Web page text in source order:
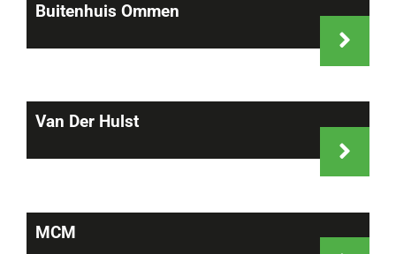
Buitenhuis Ommen
Van Der Hulst
MCM